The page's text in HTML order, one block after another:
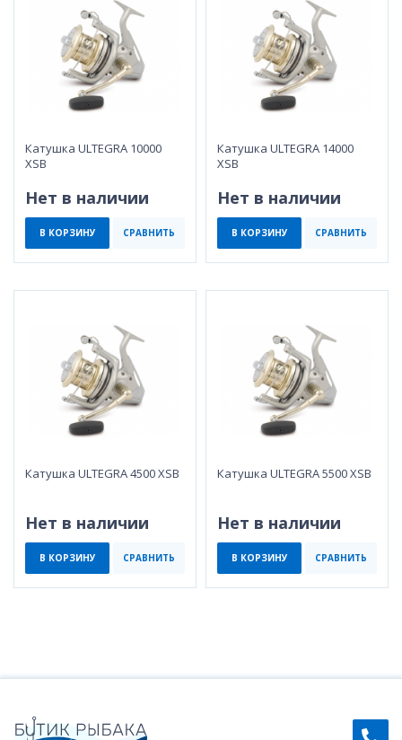
Катушка ULTEGRA 10000
XSB
Нет в наличии
В КОРЗИНУ СРАВНИТЬ
Катушка ULTEGRA 14000
XSB
Нет в наличии
В КОРЗИНУ СРАВНИТЬ
Катушка ULTEGRA 4500 XSB
Нет в наличии
В КОРЗИНУ СРАВНИТЬ
Катушка ULTEGRA 5500 XSB
Нет в наличии
В КОРЗИНУ СРАВНИТЬ